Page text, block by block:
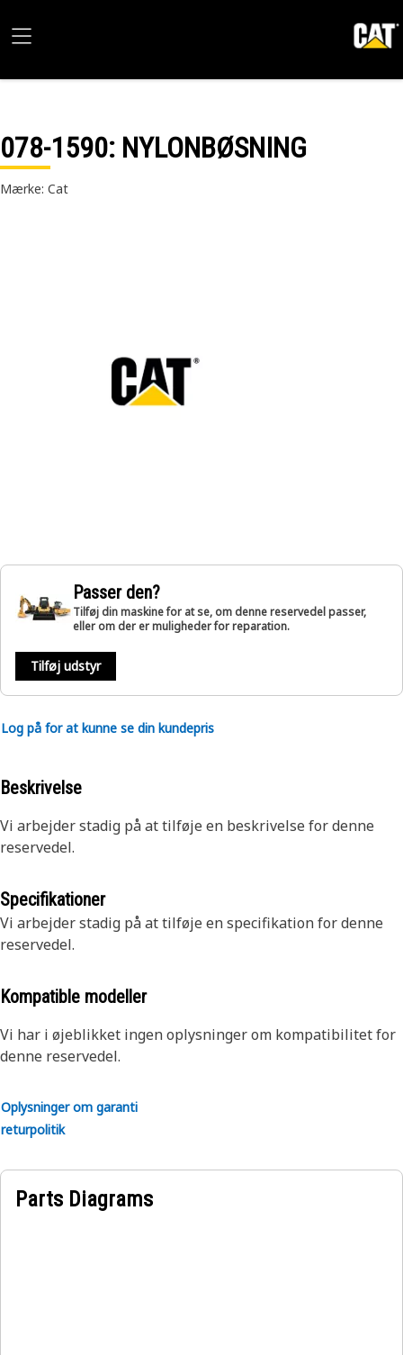
078-1590: NYLONBØSNING
Mærke: Cat
Passer den?
Tilføj din maskine for at se, om denne reservedel passer,
eller om der er muligheder for reparation.
Tilføj udstyr
Log på for at kunne se din kundepris
Beskrivelse
Vi arbejder stadig på at tilføje en beskrivelse for denne
reservedel.
Specifikationer
Vi arbejder stadig på at tilføje en specifikation for denne
reservedel.
Kompatible modeller
Vi har i øjeblikket ingen oplysninger om kompatibilitet for
denne reservedel.
Oplysninger om garanti
returpolitik
Parts Diagrams